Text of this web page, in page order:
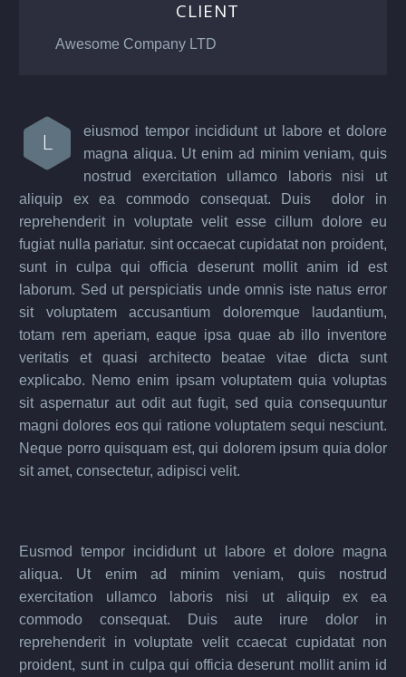
CLIENT
Awesome Company LTD
L
eiusmod tempor incididunt ut labore et dolore
magna aliqua. Ut enim ad minim veniam, quis
nostrud exercitation ullamco laboris nisi ut
aliquip ex ea commodo consequat. Duis dolor in
reprehenderit in voluptate velit esse cillum dolore eu
fugiat nulla pariatur. sint occaecat cupidatat non proident,
sunt in culpa qui officia deserunt mollit anim id est
laborum. Sed ut perspiciatis unde omnis iste natus error
sit voluptatem accusantium doloremque laudantium,
totam rem aperiam, eaque ipsa quae ab illo inventore
veritatis et quasi architecto beatae vitae dicta sunt
explicabo. Nemo enim ipsam voluptatem quia voluptas
sit aspernatur aut odit aut fugit, sed quia consequuntur
magni dolores eos qui ratione voluptatem sequi nesciunt.
Neque porro quisquam est, qui dolorem ipsum quia dolor
sit amet, consectetur, adipisci velit.
Eusmod tempor incididunt ut labore et dolore magna
aliqua. Ut enim ad minim veniam, quis nostrud
exercitation ullamco laboris nisi ut aliquip ex ea
commodo consequat. Duis aute irure dolor in
reprehenderit in voluptate velit ccaecat cupidatat non
proident, sunt in culpa qui officia deserunt mollit anim id